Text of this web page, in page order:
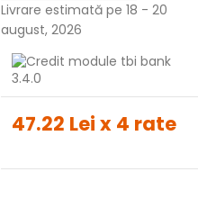
Livrare estimată pe 18 - 20
august, 2026
47.22 Lei x 4 rate